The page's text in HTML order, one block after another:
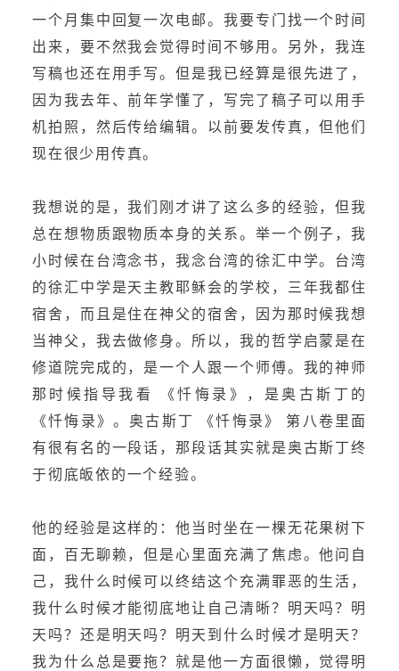
一个月集中回复一次电邮。我要专门找一个时间
出来，要不然我会觉得时间不够用。另外，我连
写稿也还在用手写。但是我已经算是很先进了，
因为我去年、前年学懂了，写完了稿子可以用手
机拍照，然后传给编辑。以前要发传真，但他们
现在很少用传真。
我想说的是，我们刚才讲了这么多的经验，但我
总在想物质跟物质本身的关系。举一个例子，我
小时候在台湾念书，我念台湾的徐汇中学。台湾
的徐汇中学是天主教耶稣会的学校，三年我都住
宿舍，而且是住在神父的宿舍，因为那时候我想
当神父，我去做修身。所以，我的哲学启蒙是在
修道院完成的，是一个人跟一个师傅。我的神师
那时候指导我看 《忏悔录》，是奥古斯丁的
《忏悔录》。奥古斯丁 《忏悔录》 第八卷里面
有很有名的一段话，那段话其实就是奥古斯丁终
于彻底皈依的一个经验。
他的经验是这样的：他当时坐在一棵无花果树下
面，百无聊赖，但是心里面充满了焦虑。他问自
己，我什么时候可以终结这个充满罪恶的生活，
我什么时候才能彻底地让自己清晰？明天吗？明
天吗？还是明天吗？明天到什么时候才是明天？
我为什么总是要拖？就是他一方面很懒，觉得明